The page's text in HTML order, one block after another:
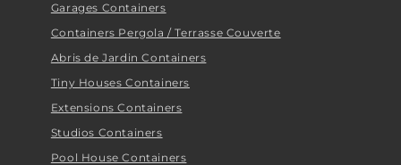
Garages Containers
Containers Pergola / Terrasse Couverte
Abris de Jardin Containers
Tiny Houses Containers
Extensions Containers
Studios Containers
Pool House Containers